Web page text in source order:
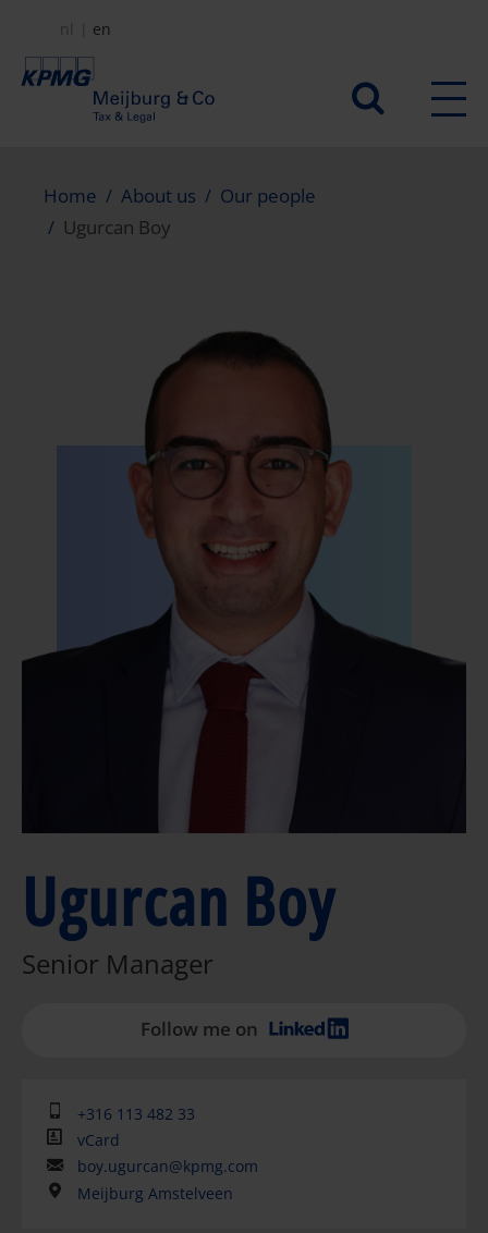
main
Secundair
nl en
Home About us
Our people
Ugurcan Boy
Ugurcan Boy
Senior Manager
Follow me on
+316 113 482 33
vCard
boy.ugurcan@kpmg.com
Meijburg Amstelveen